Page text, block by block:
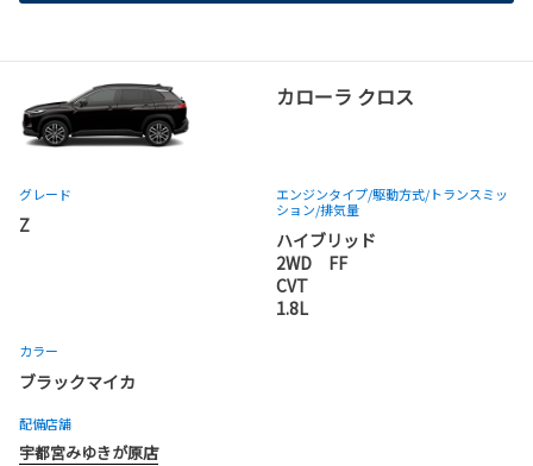
カローラ クロス
グレード
Z
エンジンタイプ/駆動方式/トランスミッ
ション/排気量
ハイブリッド
2WD FF
CVT
1.8L
カラー
ブラックマイカ
配備店舗
宇都宮みゆきが原店